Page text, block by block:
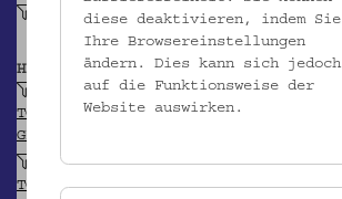
Krpata, Margit Z
HERKUNFT
Zypern
TGN
GEONAMES
Limassol
TGN
diese deaktivieren, indem Sie
Ihre Browsereinstellungen
ändern. Dies kann sich jedoch
auf die Funktionsweise der
Website auswirken.